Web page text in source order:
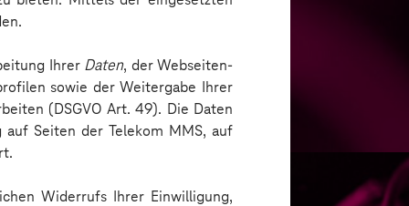
Ihrer Daten, der Webseiten-
sowie der Weitergabe Ihrer
(DSGVO Art. 49). Die Daten
Seiten der Telekom MMS, auf
Widerrufs Ihrer Einwilligung,